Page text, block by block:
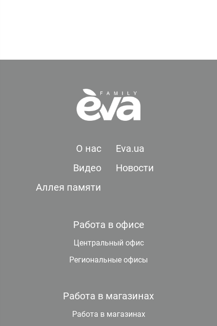
О нас
Eva.ua
Видео
Новости
Аллея памяти
Работа в офисе
Центральный офис
Региональные офисы
Работа в магазинах
Работа в магазинах